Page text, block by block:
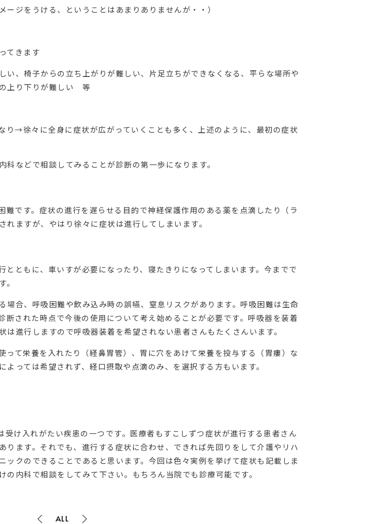
ージをうける、ということはあまりありませんが・・）
てきます
い、椅子からの立ち上がりが難しい、片足立ちができなくなる、平らな場所や
上り下りが難しい 等
り→徐々に全身に症状が広がっていくことも多く、上述のように、最初の症状
などで相談してみることが診断の第一歩になります。
です。症状の進行を遅らせる目的で神経保護作用のある薬を点滴したり（ラ
ますが、やはり徐々に症状は進行してしまいます。
ともに、車いすが必要になったり、寝たきりになってしまいます。今までで
場合、呼吸困難や飲み込み時の誤嚥、窒息リスクがあります。呼吸困難は生命
断された時点で今後の使用について考え始めることが必要です。呼吸器を装着
進行しますので呼吸器装着を希望されない患者さんもたくさんいます。
って栄養を入れたり（経鼻胃管）、胃に穴をあけて栄養を投与する（胃瘻）な
っては希望されず、経口摂取や点滴のみ、を選択する方もいます。
け入れがたい疾患の一つです。医療者もすこしずつ症状が進行する患者さん
ります。それでも、進行する症状に合わせ、できれば先回りをして介護やリハ
ックのできることであると思います。今回は色々実例を挙げて症状も記載しま
内科で相談をしてみて下さい。もちろん当院でも診療可能です。
ALL